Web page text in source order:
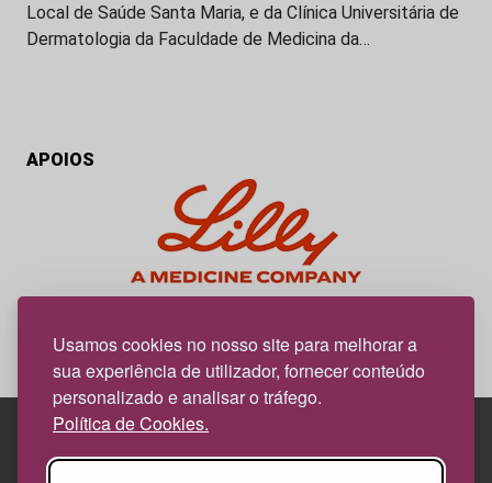
Usamos cookies no nosso site para melhorar a
sua experiência de utilizador, fornecer conteúdo
personalizado e analisar o tráfego.
Política de Cookies.
Local de Saúde Santa Maria, e da Clínica Universitária de
Dermatologia da Faculdade de Medicina da…
APOIOS
News Farma, possível com o apoio da Lilly.
Edif. Lisboa Oriente | Av. Infante D. Henrique, n.º 333H, esc.